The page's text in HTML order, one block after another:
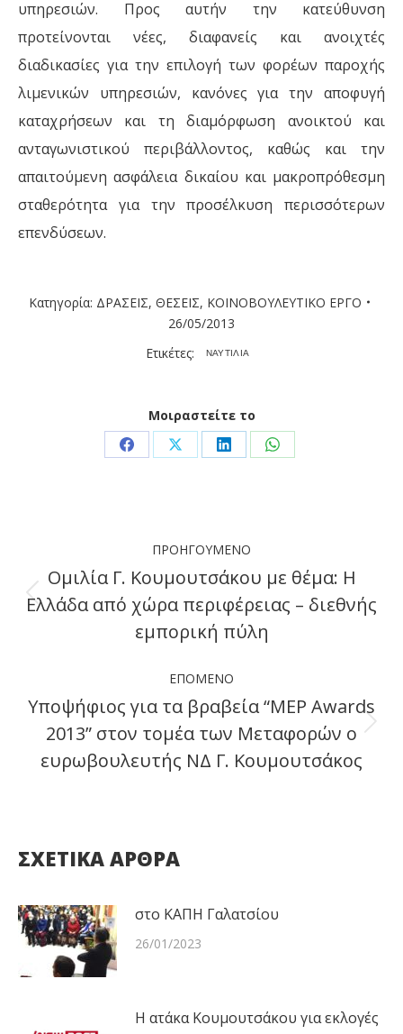
υπηρεσιών. Προς αυτήν την κατεύθυνση
προτείνονται νέες, διαφανείς και ανοιχτές
διαδικασίες για την επιλογή των φορέων παροχής
λιμενικών υπηρεσιών, κανόνες για την αποφυγή
καταχρήσεων και τη διαμόρφωση ανοικτού και
ανταγωνιστικού περιβάλλοντος, καθώς και την
απαιτούμενη ασφάλεια δικαίου και μακροπρόθεσμη
σταθερότητα για την προσέλκυση περισσότερων
επενδύσεων.
Κατηγορία: ΔΡΑΣΕΙΣ, ΘΕΣΕΙΣ, ΚΟΙΝΟΒΟΥΛΕΥΤΙΚΟ ΕΡΓΟ
26/05/2013
Ετικέτες:
ΝΑΥΤΙΛΙΑ
Μοιραστείτε το
Share Share Share Share
navigation
ΠΡΟΗΓΟΎΜΕΝΟ
Previous
post:
Ομιλία Γ. Κουμουτσάκου με θέμα: Η
Ελλάδα από χώρα περιφέρειας – διεθνής
εμπορική πύλη
ΕΠΌΜΕΝΟ
Next
post:
Υποψήφιος για τα βραβεία “ΜΕP Awards
2013” στον τομέα των Μεταφορών ο
ευρωβουλευτής ΝΔ Γ. Κουμουτσάκος
ΣΧΕΤΙΚΑ ΑΡΘΡΑ
στο ΚΑΠΗ Γαλατσίου
26/01/2023
Η ατάκα Κουμουτσάκου για εκλογές